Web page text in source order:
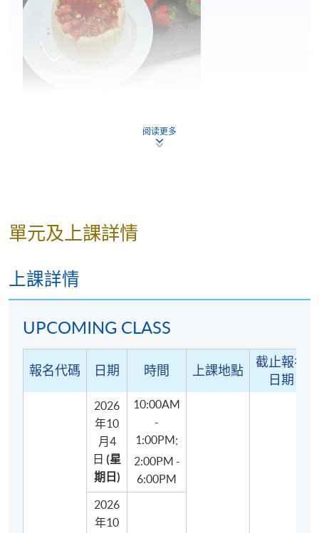
本課程共有8課堂（共30小時授課及2小時測驗），內
西式烘焙和糕點藝術的歷史和背景、烘焙與糕點藝術
高風險食物的處理、食物的保存、貯藏和運輸
食物製作人員個人衞生
糖油攪拌法及融化牛油技巧的簡介、示範及實踐
阅读更多
單元及上課詳情
上課詳情
UPCOMING CLASS
報名代碼 日期 時間 上課地點
截止報名
日期
2026
年10
月4
日(星
期日)
10:00AM
-
1:00PM;
2:00PM -
6:00PM
2026
年10